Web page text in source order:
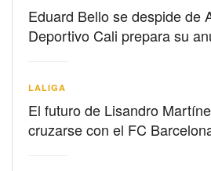
Eduard Bello se despide de
Deportivo Cali prepara su
LALIGA
El futuro de Lisandro
cruzarse con el FC